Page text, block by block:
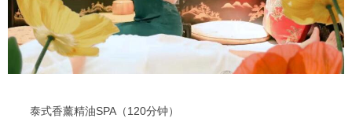
泰式香薰精油SPA（120分钟）